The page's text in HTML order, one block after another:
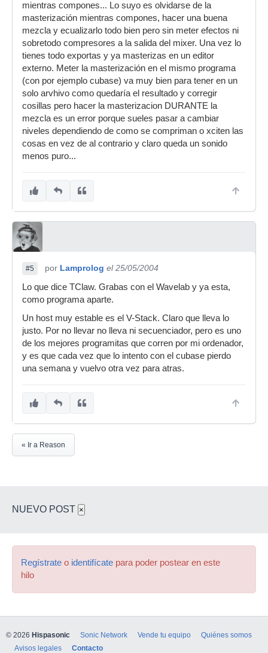
mientras compones... Lo suyo es olvidarse de la
masterización mientras compones, hacer una buena
mezcla y ecualizarlo todo bien pero sin meter efectos ni
sobretodo compresores a la salida del mixer. Una vez lo
tienes todo exportas y ya masterizas en un editor
externo. Meter la masterización en el mismo programa
(con por ejemplo cubase) va muy bien para tener en un
solo arvhivo como quedaría el resultado y corregir
cosillas pero hacer la masterizacion DURANTE la
mezcla es un error porque sueles pasar a cambiar
niveles dependiendo de como se compriman o xciten las
cosas en vez de al contrario y claro queda un sonido
menos puro...
#5 por Lamprolog el 25/05/2004
Lo que dice TClaw. Grabas con el Wavelab y ya esta,
como programa aparte.
Un host muy estable es el V-Stack. Claro que lleva lo
justo. Por no llevar no lleva ni secuenciador, pero es uno
de los mejores programitas que corren por mi ordenador,
y es que cada vez que lo intento con el cubase pierdo
una semana y vuelvo otra vez para atras.
« Ir a Reason
NUEVO POST ×
Regístrate o identifícate para poder postear en este
hilo
© 2026 Hispasonic Sonic Network Vende tu equipo
Quiénes somos
Avisos legales
Contacto